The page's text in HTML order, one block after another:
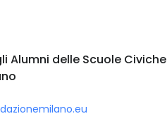
Alumni delle Scuole Civiche